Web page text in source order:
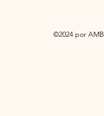
©2024 por